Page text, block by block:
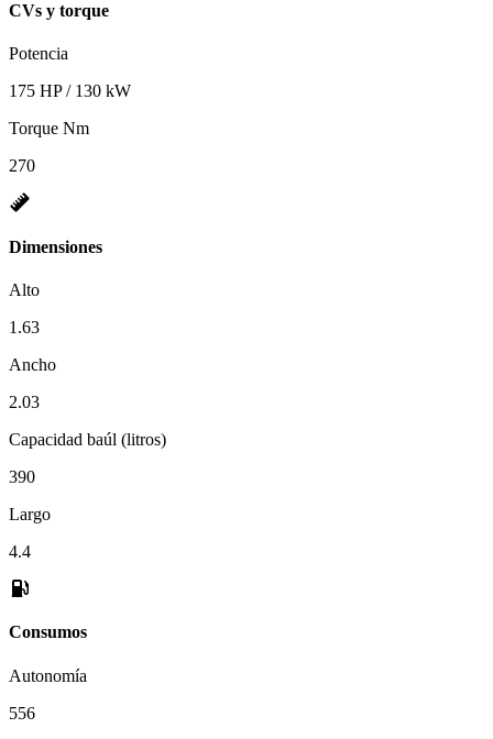
CVs y torque
Potencia
175 HP / 130 kW
Torque Nm
270
Dimensiones
Alto
1.63
Ancho
2.03
Capacidad baúl (litros)
390
Largo
4.4
Consumos
Autonomía
556